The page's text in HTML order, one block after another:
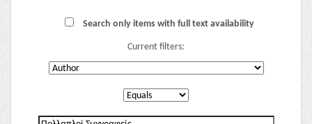
Search only items with full text availability
Current filters: